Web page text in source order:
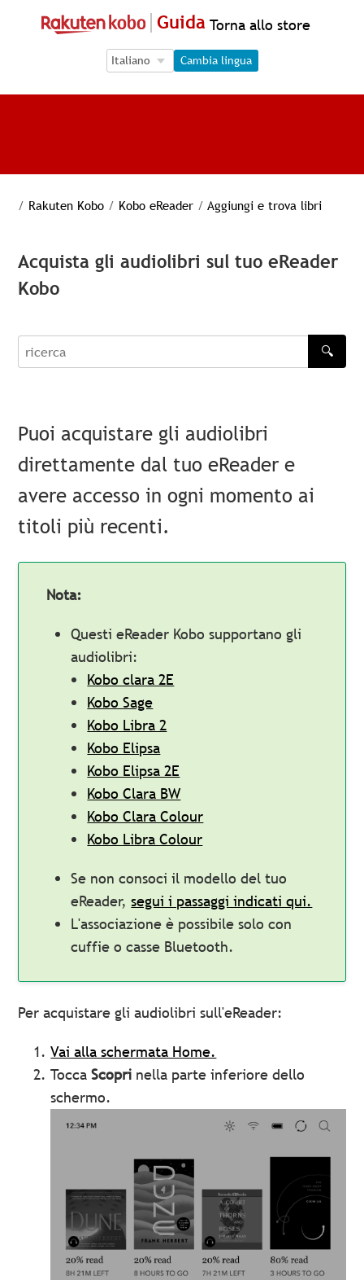
Guida Torna allo store
Language Selection
Language Selection
Cambia lingua
/ Rakuten Kobo / Kobo eReader / Aggiungi e trova libri
Acquista gli audiolibri sul tuo eReader
Kobo
recherche
🔍
Puoi acquistare gli audiolibri
direttamente dal tuo eReader e
avere accesso in ogni momento ai
titoli più recenti.
Nota:
Questi eReader Kobo supportano gli
audiolibri:
Kobo clara 2E
Kobo Sage
Kobo Libra 2
Kobo Elipsa
Kobo Elipsa 2E
Kobo Clara BW
Kobo Clara Colour
Kobo Libra Colour
Se non consoci il modello del tuo
eReader,segui i passaggi indicati qui.
L'associazione è possibile solo con
cuffie o casse Bluetooth.
Per acquistare gli audiolibri sull'eReader:
Vai alla schermata Home.
ToccaScopri nella parte inferiore dello
schermo.